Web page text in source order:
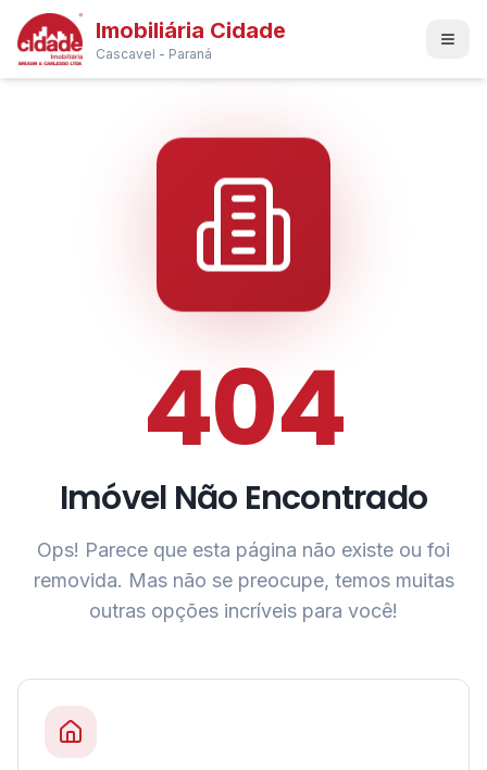
Imobiliária Cidade
Cascavel - Paraná
404
Imóvel Não Encontrado
Ops! Parece que esta página não existe ou foi
removida. Mas não se preocupe, temos muitas
outras opções incríveis para você!